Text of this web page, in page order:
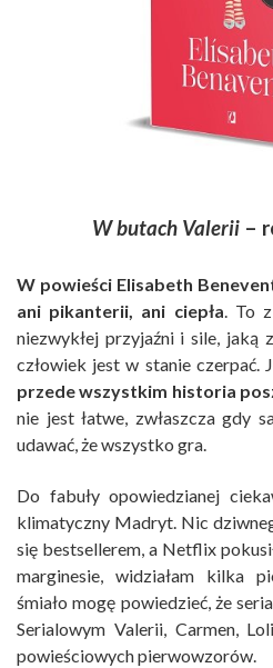
W butach Valerii –
W powieści Elisabeth
ani pikanterii, ani ciepła. To
niezwykłej przyjaźni i sile, jaką
człowiek jest w stanie czerpać.
przede wszystkim historia
nie jest łatwe, zwłaszcza gdy
udawać, że wszystko gra.
Do fabuły opowiedzianej
klimatyczny Madryt. Nic
się bestsellerem, a Netflix
marginesie, widziałam kilka
śmiało mogę powiedzieć, że
Serialowym Valerii, Carmen,
powieściowych pierwowzorów.